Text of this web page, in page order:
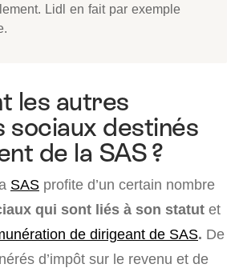
Lidl en fait par exemple
les autres
sociaux destinés
de la SAS ?
SAS profite d’un certain nombre
qui sont liés à son statut et
de dirigeant de SAS. De
d’impôt sur le revenu et de